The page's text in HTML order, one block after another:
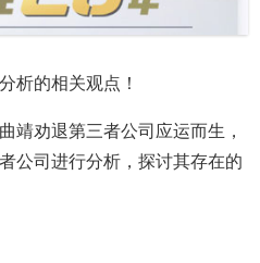
析的相关观点！
靖劝退第三者公司应运而生，
公司进行分析，探讨其存在的